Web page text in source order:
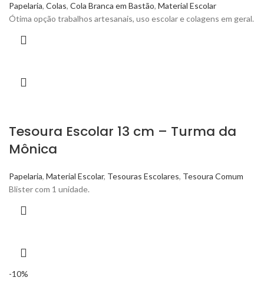
Papelaria, Colas, Cola Branca em Bastão, Material Escolar
Ótima opção trabalhos artesanais, uso escolar e colagens em geral.
Tesoura Escolar 13 cm – Turma da
Mônica
Papelaria, Material Escolar, Tesouras Escolares, Tesoura Comum
Blister com 1 unidade.
-10%